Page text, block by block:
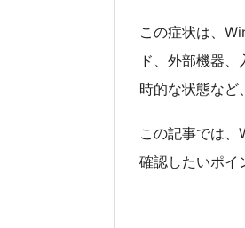
この症状は、
ド、外部機器
時的な状態など
この記事では
確認したいポイ